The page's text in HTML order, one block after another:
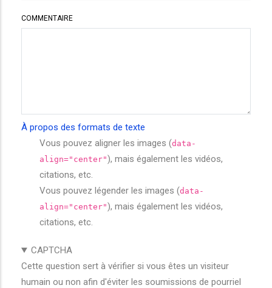
COMMENTAIRE
À propos des formats de texte
Vous pouvez aligner les images (data-
align="center"), mais également les vidéos,
citations, etc.
Vous pouvez légender les images (data-
align="center"), mais également les vidéos,
citations, etc.
CAPTCHA
Cette question sert à vérifier si vous êtes un visiteur
humain ou non afin d'éviter les soumissions de pourriel